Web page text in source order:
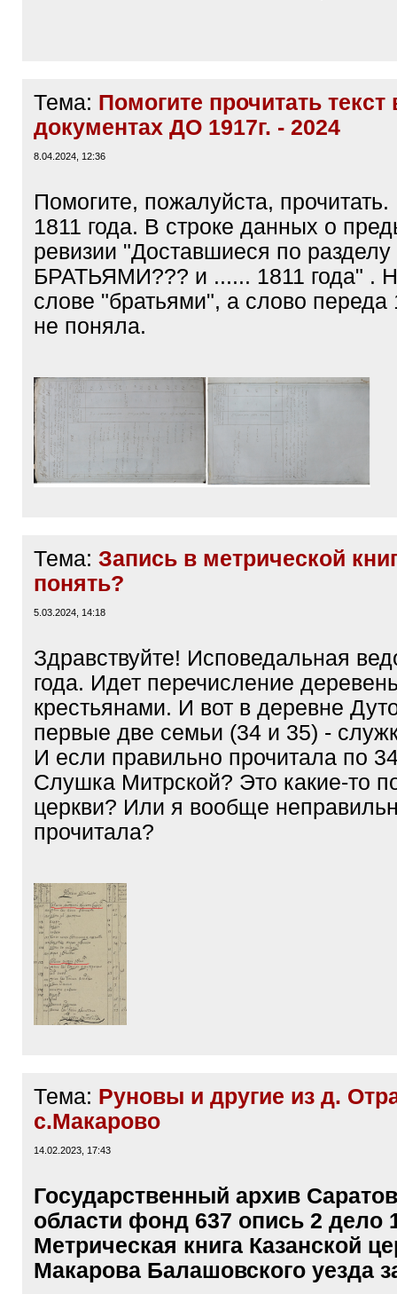
Тема: Помогите прочитать текст
документах ДО 1917г. - 2024
8.04.2024, 12:36
Помогите, пожалуйста, прочитать.
1811 года. В строке данных о
ревизии "Доставшиеся по разделу
БРАТЬЯМИ??? и ...... 1811 года" .
слове "братьями", а слово
не поняла.
Тема: Запись в метрической
понять?
5.03.2024, 14:18
Здравствуйте! Исповедальная
года. Идет перечисление
крестьянами. И вот в деревне
первые две семьи (34 и 35) -
И если правильно прочитала по
Слушка Митрской? Это какие-то
церкви? Или я вообще
прочитала?
Тема: Руновы и другие из д.
с.Макарово
14.02.2023, 17:43
Государственный архив
области фонд 637 опись 2 дело
Метрическая книга Казанской
Макарова Балашовского уезда